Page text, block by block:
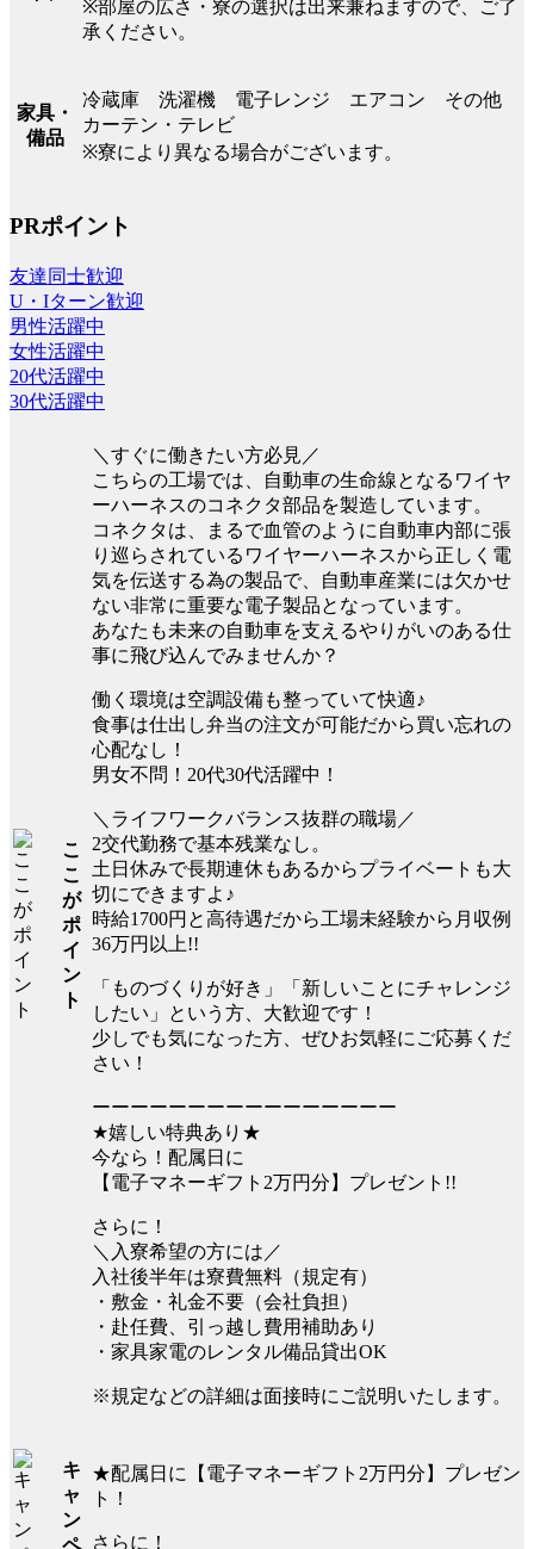
※部屋の広さ・寮の選択は出来兼ねますので、ご了
承ください。
家具・
備品
冷蔵庫 洗濯機 電子レンジ エアコン その他
カーテン・テレビ
※寮により異なる場合がございます。
PRポイント
友達同士歓迎
U・Iターン歓迎
男性活躍中
女性活躍中
20代活躍中
30代活躍中
こ
こ
が
ポ
イ
ン
ト
＼すぐに働きたい方必見／
こちらの工場では、自動車の生命線となるワイヤ
ーハーネスのコネクタ部品を製造しています。
コネクタは、まるで血管のように自動車内部に張
り巡らされているワイヤーハーネスから正しく電
気を伝送する為の製品で、自動車産業には欠かせ
ない非常に重要な電子製品となっています。
あなたも未来の自動車を支えるやりがいのある仕
事に飛び込んでみませんか？
働く環境は空調設備も整っていて快適♪
食事は仕出し弁当の注文が可能だから買い忘れの
心配なし！
男女不問！20代30代活躍中！
＼ライフワークバランス抜群の職場／
2交代勤務で基本残業なし。
土日休みで長期連休もあるからプライベートも大
切にできますよ♪
時給1700円と高待遇だから工場未経験から月収例
36万円以上!!
「ものづくりが好き」「新しいことにチャレンジ
したい」という方、大歓迎です！
少しでも気になった方、ぜひお気軽にご応募くだ
さい！
ーーーーーーーーーーーーーーーー
★嬉しい特典あり★
今なら！配属日に
【電子マネーギフト2万円分】プレゼント!!
さらに！
＼入寮希望の方には／
入社後半年は寮費無料（規定有）
・敷金・礼金不要（会社負担）
・赴任費、引っ越し費用補助あり
・家具家電のレンタル備品貸出OK
※規定などの詳細は面接時にご説明いたします。
キ
ャ
ン
ペ
★配属日に【電子マネーギフト2万円分】プレゼン
ト！
さらに！